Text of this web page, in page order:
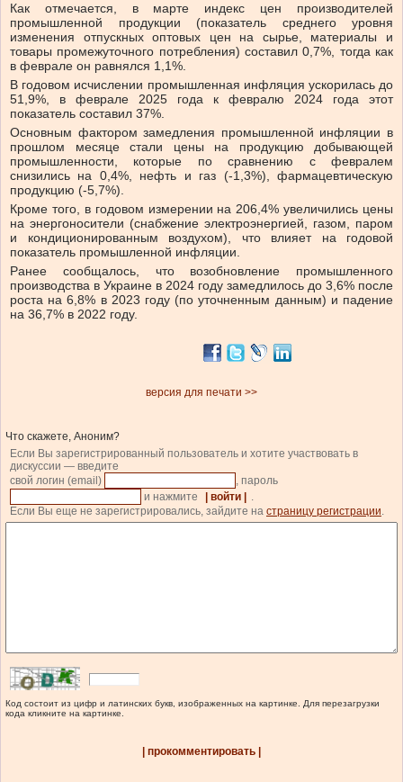
Как отмечается, в марте индекс цен производителей
промышленной продукции (показатель среднего уровня
изменения отпускных оптовых цен на сырье, материалы и
товары промежуточного потребления) составил 0,7%, тогда как
в феврале он равнялся 1,1%.
В годовом исчислении промышленная инфляция ускорилась до
51,9%, в феврале 2025 года к февралю 2024 года этот
показатель составил 37%.
Основным фактором замедления промышленной инфляции в
прошлом месяце стали цены на продукцию добывающей
промышленности, которые по сравнению с февралем
снизились на 0,4%, нефть и газ (-1,3%), фармацевтическую
продукцию (-5,7%).
Кроме того, в годовом измерении на 206,4% увеличились цены
на энергоносители (снабжение электроэнергией, газом, паром
и кондиционированным воздухом), что влияет на годовой
показатель промышленной инфляции.
Ранее сообщалось, что возобновление промышленного
производства в Украине в 2024 году замедлилось до 3,6% после
роста на 6,8% в 2023 году (по уточненным данным) и падение
на 36,7% в 2022 году.
версия для печати >>
Что скажете, Аноним?
Если Вы зарегистрированный пользователь и хотите участвовать в
дискуссии — введите
свой логин (email)
, пароль
и нажмите
| войти |
.
Если Вы еще не зарегистрировались, зайдите на страницу регистрации.
Код состоит из цифр и латинских букв, изображенных на картинке. Для перезагрузки
кода кликните на картинке.
| прокомментировать |